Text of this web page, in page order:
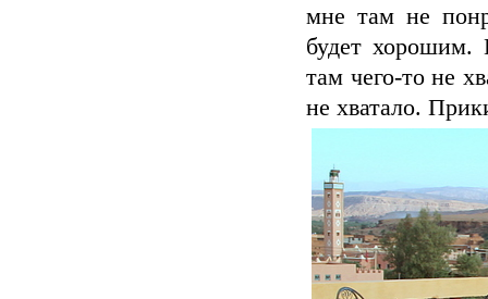
мне там не
будет хорошим.
там чего-то не
не хватало.